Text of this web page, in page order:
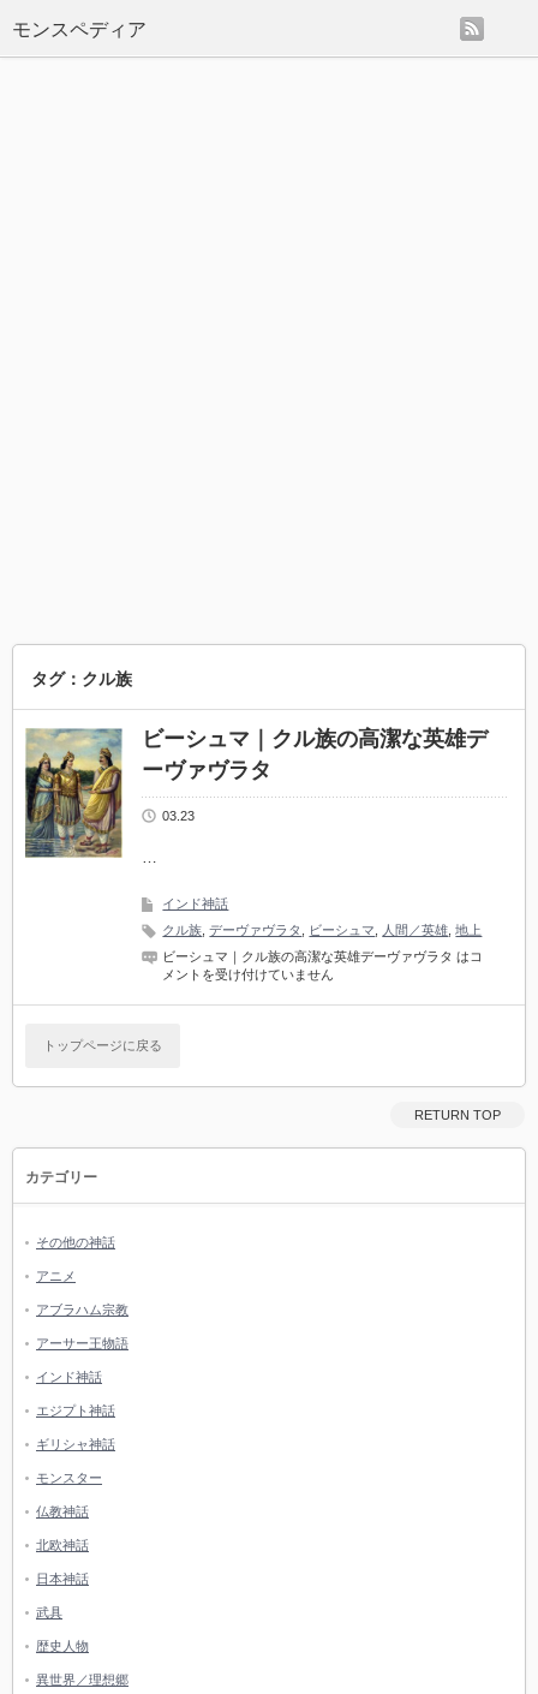
モンスペディア
タグ：クル族
ビーシュマ｜クル族の高潔な英雄デ
ーヴァヴラタ
03.23
…
インド神話
クル族 ,デーヴァヴラタ ビーシュマ 人間／英雄 ,地上
ビーシュマ｜クル族の高潔な英雄デーヴァヴラタ は コ
メントを受け付けていません
トップページに戻る
RETURN TOP
カテゴリー
その他の神話
アニメ
アブラハム宗教
アーサー王物語
インド神話
エジプト神話
ギリシャ神話
モンスター
仏教神話
北欧神話
日本神話
武具
歴史人物
異世界／理想郷